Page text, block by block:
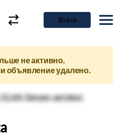
Войти
не активно.
объявление удалено.